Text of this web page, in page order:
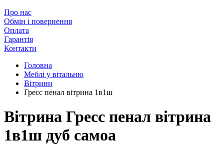
Про нас
Обмін і повернення
Оплата
Гарантія
Контакти
Головна
Меблі у вітальню
Вітрини
Гресс пенал вітрина 1в1ш
Вітрина Гресс пенал вітрина
1в1ш дуб самоа